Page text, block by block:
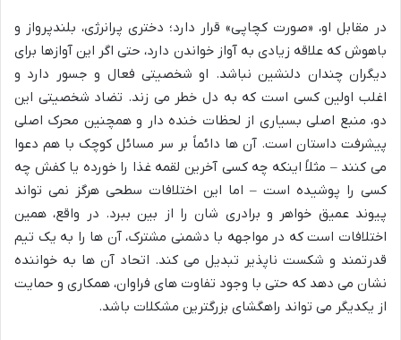
در مقابل او، «صورت کچاپی» قرار دارد؛ دختری پرانرژی، بلندپرواز و
باهوش که علاقه زیادی به آواز خواندن دارد، حتی اگر این آوازها برای
دیگران چندان دلنشین نباشد. او شخصیتی فعال و جسور دارد و
اغلب اولین کسی است که به دل خطر می زند. تضاد شخصیتی این
دو، منبع اصلی بسیاری از لحظات خنده دار و همچنین محرک اصلی
پیشرفت داستان است. آن ها دائماً بر سر مسائل کوچک با هم دعوا
می کنند – مثلاً اینکه چه کسی آخرین لقمه غذا را خورده یا کفش چه
کسی را پوشیده است – اما این اختلافات سطحی هرگز نمی تواند
پیوند عمیق خواهر و برادری شان را از بین ببرد. در واقع، همین
اختلافات است که در مواجهه با دشمنی مشترک، آن ها را به یک تیم
قدرتمند و شکست ناپذیر تبدیل می کند. اتحاد آن ها به خواننده
نشان می دهد که حتی با وجود تفاوت های فراوان، همکاری و حمایت
از یکدیگر می تواند راهگشای بزرگترین مشکلات باشد.